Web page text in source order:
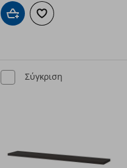
Προσθήκη στο καλάθι
Προσθήκη στα
Σύγκριση